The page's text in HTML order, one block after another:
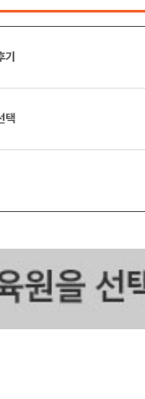
기
택